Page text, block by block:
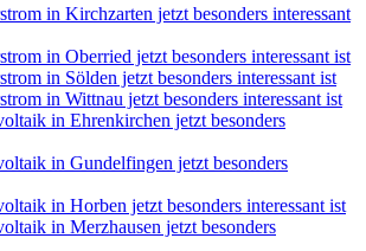
in Kirchzarten jetzt besonders interessant
in Oberried jetzt besonders interessant ist
in Sölden jetzt besonders interessant ist
in Wittnau jetzt besonders interessant ist
in Ehrenkirchen jetzt besonders
in Gundelfingen jetzt besonders
in Horben jetzt besonders interessant ist
in Merzhausen jetzt besonders